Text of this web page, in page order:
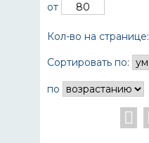
от
Кол-во на странице:
Сортировать по:
по